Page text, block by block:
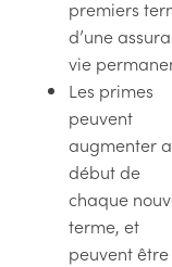
premiers
d’une
vie
Les primes
peuvent
augmenter
début de
chaque
terme, et
peuvent être